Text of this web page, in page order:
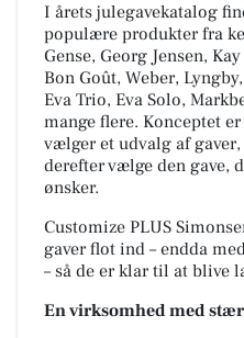
I årets julegavekatalog
populære produkter fra
Gense, Georg Jensen,
Bon Goût, Weber,
Eva Trio, Eva Solo,
mange flere. Konceptet
vælger et udvalg af
derefter vælge den gave,
ønsker.
Customize PLUS
gaver flot ind – endda
– så de er klar til at blive
En virksomhed med